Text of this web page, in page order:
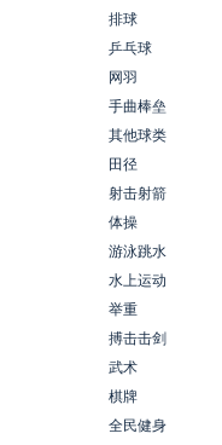
排球
乒乓球
网羽
手曲棒垒
其他球类
田径
射击射箭
体操
游泳跳水
水上运动
举重
搏击击剑
武术
棋牌
全民健身